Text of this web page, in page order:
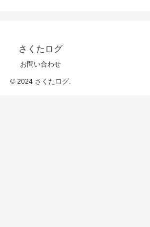
さくたログ
お問い合わせ
© 2024 さくたログ.